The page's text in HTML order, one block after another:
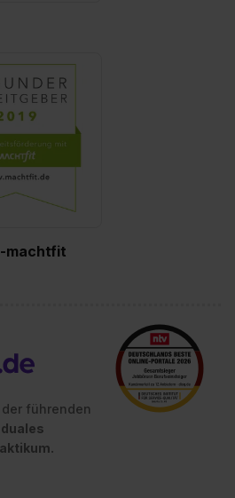
(EuGH – Schrems II).
Einwilligung jederzeit mit Wirkung
über unsere
dem Punkt „Datenschutz-
Weitere Informationen zu den
du durch Klick auf „Details
Datenschutzerklärung
machtfit
führenden